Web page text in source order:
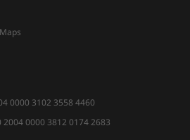
0000 3102 3558 4460
2004 0000 3812 0174 2683